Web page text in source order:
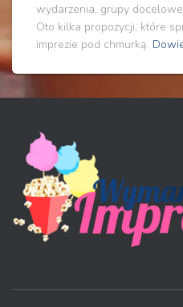
wydarzenia, grupy
Oto kilka propozycji, które
imprezie pod chmurką.